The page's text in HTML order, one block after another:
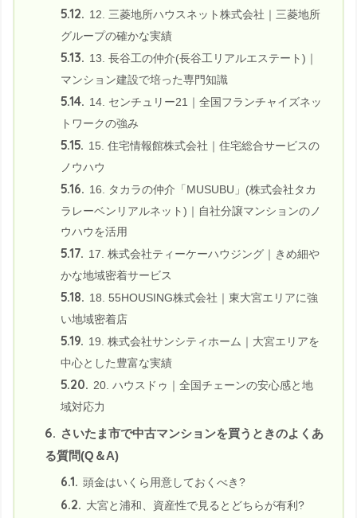
5.12. 12. 三菱地所ハウスネット株式会社｜三菱地所
グループの確かな実績
5.13. 13. 長谷工の仲介(長谷工リアルエステート)｜
マンション建設で培った専門知識
5.14. 14. センチュリー21｜全国フランチャイズネッ
トワークの強み
5.15. 15. 住宅情報館株式会社｜住宅総合サービスの
ノウハウ
5.16. 16. タカラの仲介「MUSUBU」(株式会社タカ
ラレーベンリアルネット)｜自社分譲マンションのノ
ウハウを活用
5.17. 17. 株式会社ティーケーハウジング｜きめ細や
かな地域密着サービス
5.18. 18. 55HOUSING株式会社｜東大宮エリアに強
い地域密着店
5.19. 19. 株式会社サンシティホーム｜大宮エリアを
中心とした豊富な実績
5.20. 20. ハウスドゥ｜全国チェーンの安心感と地
域対応力
6. さいたま市で中古マンションを買うときのよくあ
る質問(Q＆A)
6.1. 頭金はいくら用意しておくべき?
6.2. 大宮と浦和、資産性で見るとどちらが有利?